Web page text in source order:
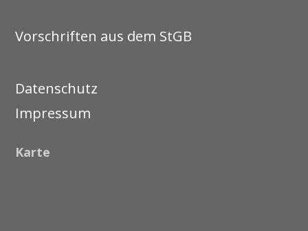
Vorschriften aus dem StGB
Datenschutz
Impressum
Karte